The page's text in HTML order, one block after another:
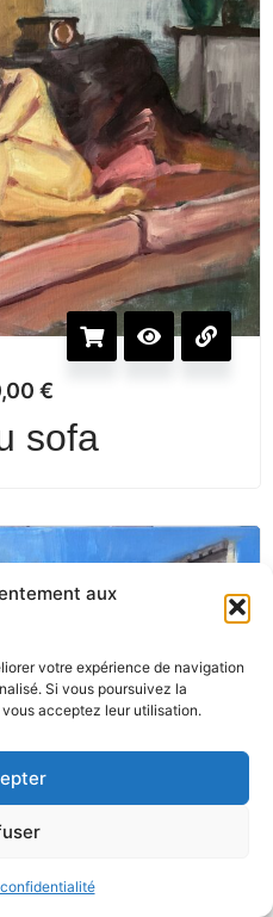
aux
votre expérience de navigation
Si vous poursuivez la
acceptez leur utilisation.
€
sofa
€